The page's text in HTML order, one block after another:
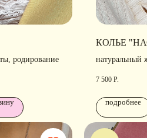
родирование
КОЛЬЕ
натуральный
7 500 Р.
подробнее